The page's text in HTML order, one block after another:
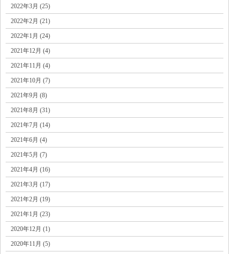
2022年3月 (25)
2022年2月 (21)
2022年1月 (24)
2021年12月 (4)
2021年11月 (4)
2021年10月 (7)
2021年9月 (8)
2021年8月 (31)
2021年7月 (14)
2021年6月 (4)
2021年5月 (7)
2021年4月 (16)
2021年3月 (17)
2021年2月 (19)
2021年1月 (23)
2020年12月 (1)
2020年11月 (5)